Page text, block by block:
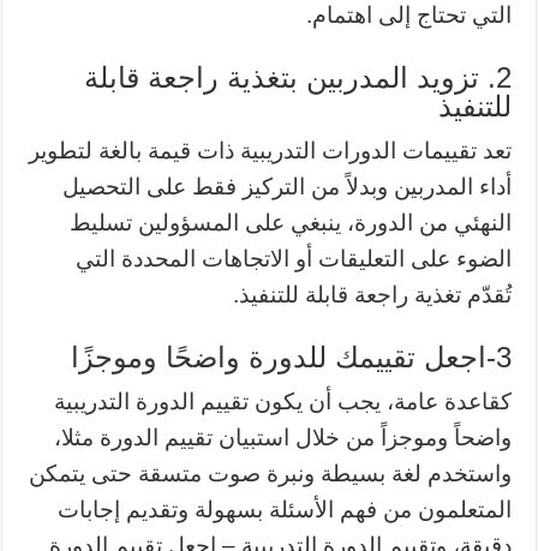
التي تحتاج إلى اهتمام.
2. تزويد المدربين بتغذية راجعة قابلة
للتنفيذ
تعد تقييمات الدورات التدريبية ذات قيمة بالغة لتطوير
أداء المدربين وبدلاً من التركيز فقط على التحصيل
النهئي من الدورة، ينبغي على المسؤولين تسليط
الضوء على التعليقات أو الاتجاهات المحددة التي
تُقدّم تغذية راجعة قابلة للتنفيذ.
3-اجعل تقييمك للدورة واضحًا وموجزًا
كقاعدة عامة، يجب أن يكون تقييم الدورة التدريبية
واضحاً وموجزاً من خلال استبيان تقييم الدورة مثلا،
واستخدم لغة بسيطة ونبرة صوت متسقة حتى يتمكن
المتعلمون من فهم الأسئلة بسهولة وتقديم إجابات